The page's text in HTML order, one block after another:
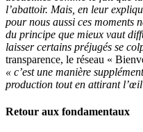
l’abattoir. Mais, en leur
pour nous aussi ces moments
du principe que mieux vaut
laisser certains préjugés se
transparence, le réseau «
« c’est une manière
production tout en attirant
Retour aux fondamentaux